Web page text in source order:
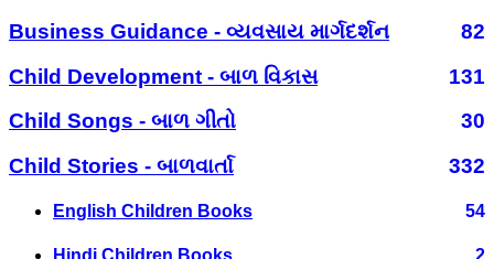
Business Guidance - વ્યવસાય માર્ગદર્શન
82
Child Development - બાળ વિકાસ
131
Child Songs - બાળ ગીતો
30
Child Stories - બાળવાર્તા
332
English Children Books 54
Hindi Children Books 2